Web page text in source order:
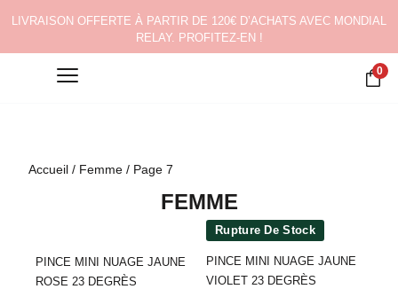
LIVRAISON OFFERTE À PARTIR DE 120€ D’ACHATS AVEC MONDIAL
RELAY. PROFITEZ-EN !
0
Accueil / Femme / Page 7
FEMME
PINCE MINI NUAGE JAUNE
ROSE 23 DEGRÈS
Rupture De Stock
PINCE MINI NUAGE JAUNE
VIOLET 23 DEGRÈS